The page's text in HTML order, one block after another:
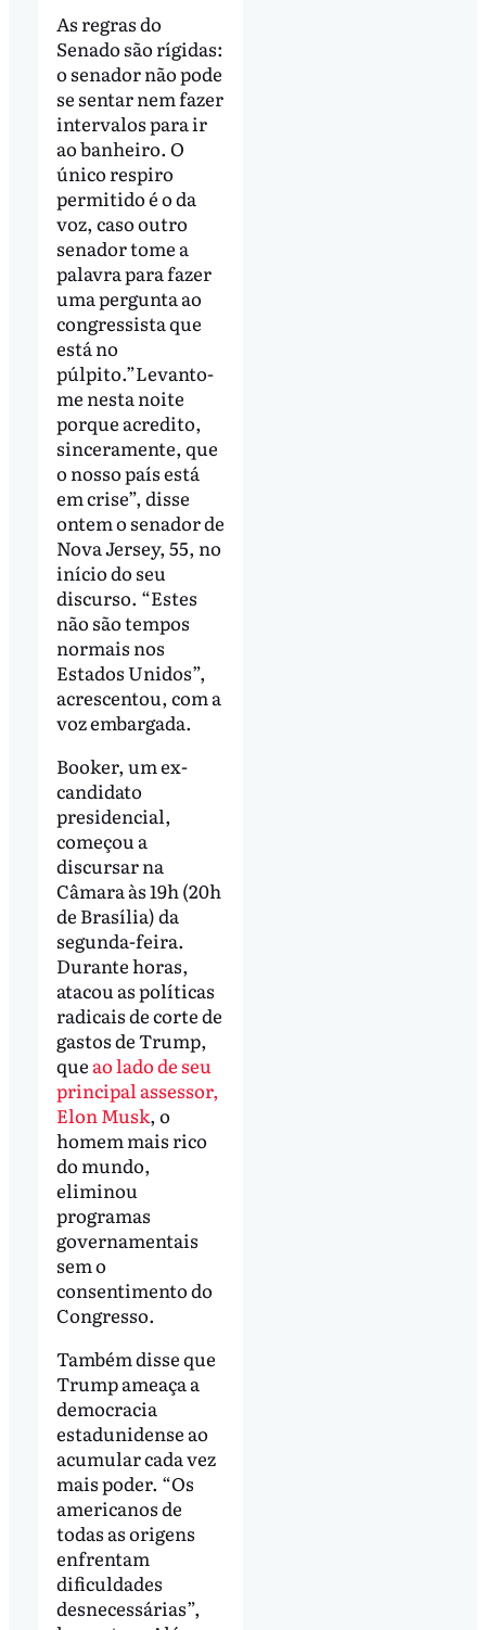
As regras do
Senado são rígidas:
o senador não pode
se sentar nem fazer
intervalos para ir
ao banheiro. O
único respiro
permitido é o da
voz, caso outro
senador tome a
palavra para fazer
uma pergunta ao
congressista que
está no
púlpito.”Levanto-
me nesta noite
porque acredito,
sinceramente, que
o nosso país está
em crise”, disse
ontem o senador de
Nova Jersey, 55, no
início do seu
discurso. “Estes
não são tempos
normais nos
Estados Unidos”,
acrescentou, com a
voz embargada.
Booker, um ex-
candidato
presidencial,
começou a
discursar na
Câmara às 19h (20h
de Brasília) da
segunda-feira.
Durante horas,
atacou as políticas
radicais de corte de
gastos de Trump,
que ao lado de seu
principal assessor,
Elon Musk, o
homem mais rico
do mundo,
eliminou
programas
governamentais
sem o
consentimento do
Congresso.
Também disse que
Trump ameaça a
democracia
estadunidense ao
acumular cada vez
mais poder. “Os
americanos de
todas as origens
enfrentam
dificuldades
desnecessárias”,